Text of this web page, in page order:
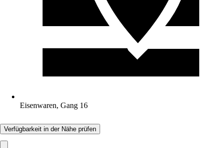
Eisenwaren, Gang 16
Verfügbarkeit in der Nähe prüfen